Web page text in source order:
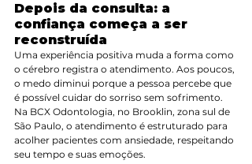
Depois da consulta: a
confiança começa a ser
reconstruída
Uma experiência positiva muda a forma como
o cérebro registra o atendimento. Aos poucos,
o medo diminui porque a pessoa percebe que
é possível cuidar do sorriso sem sofrimento.
Na BCX Odontologia, no Brooklin, zona sul de
São Paulo, o atendimento é estruturado para
acolher pacientes com ansiedade, respeitando
seu tempo e suas emoções.